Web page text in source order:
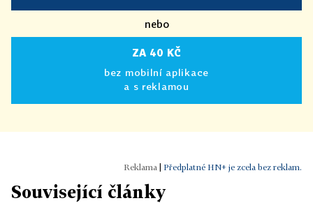
nebo
ZA 40 KČ
bez mobilní aplikace
a s reklamou
Předplatné HN+ je zcela bez reklam.
Související články